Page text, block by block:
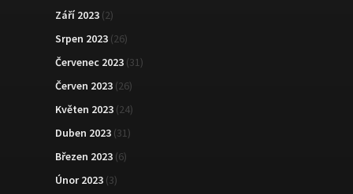
Září 2023 (2)
Srpen 2023 (26)
Červenec 2023 (31)
Červen 2023 (26)
Květen 2023 (24)
Duben 2023 (31)
Březen 2023 (6)
Únor 2023 (3)